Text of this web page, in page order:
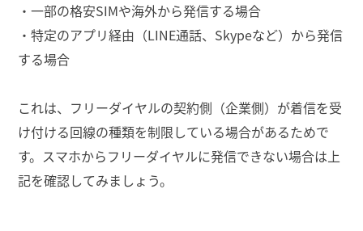
・一部の格安SIMや海外から発信する場合
・特定のアプリ経由（LINE通話、Skypeなど）から発信
する場合
これは、フリーダイヤルの契約側（企業側）が着信を受
け付ける回線の種類を制限している場合があるためで
す。スマホからフリーダイヤルに発信できない場合は上
記を確認してみましょう。